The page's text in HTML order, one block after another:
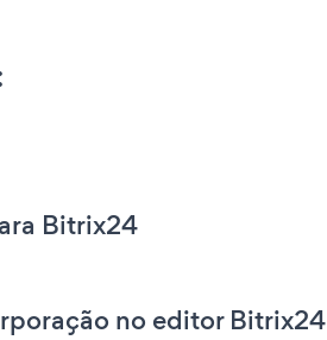
Bitrix24
no editor Bitrix24